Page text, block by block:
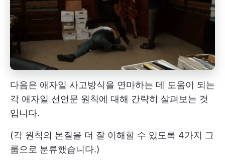
다음은 애자일 사고방식을 연마하는 데 도움이 되는
각 애자일 선언문 원칙에 대해 간략히 살펴보는 것
입니다.
(각 원칙의 본질을 더 잘 이해할 수 있도록 4가지 그
룹으로 분류했습니다.)